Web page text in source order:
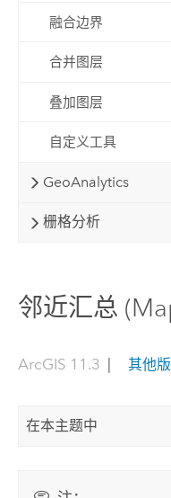
融合边界
合并图层
叠加图层
自定义工具
GeoAnalytics
栅格分析
邻近汇总
ArcGIS 11.3 其他
在本主题中